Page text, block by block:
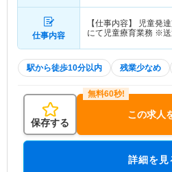
仕事内容
【仕事内容】 児童発
にて児童療育業務 ※
駅から徒歩10分以内 残業少なめ
保存する
この求人
詳細を見